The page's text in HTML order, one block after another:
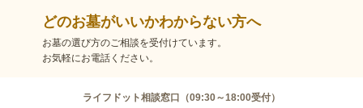
どのお墓がいいかわからない方へ
お墓の選び方のご相談を受付けています。
お気軽にお電話ください。
ライフドット相談窓口（09:30～18:00受付）